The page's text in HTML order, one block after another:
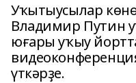
Уҡытыусылар
Владимир Путин
юғары уҡыу
үткәрҙе.